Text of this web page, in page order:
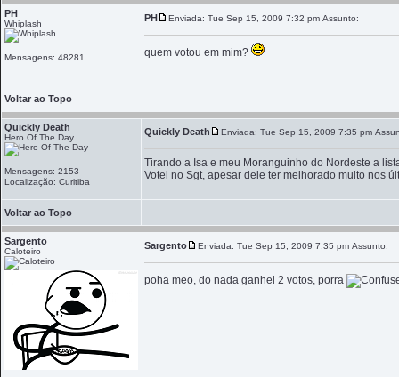
PH
Whiplash
Mensagens: 48281
PH Enviada: Tue Sep 15, 2009 7:32 pm Assunto:
quem votou em mim?
Voltar ao Topo
Quickly Death
Hero Of The Day
Mensagens: 2153
Localização: Curitiba
Quickly Death Enviada: Tue Sep 15, 2009 7:35 pm
Tirando a Isa e meu Moranguinho do Nordeste a
Votei no Sgt, apesar dele ter melhorado muito nos
Voltar ao Topo
Sargento
Caloteiro
Sargento Enviada: Tue Sep 15, 2009 7:35 pm Assunto:
poha meo, do nada ganhei 2 votos, porra